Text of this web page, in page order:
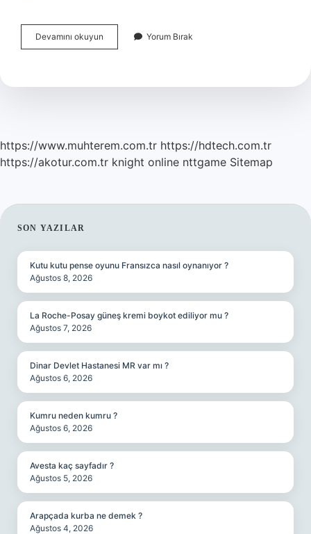
Devamını okuyun Armutun
Diğer
Yorum Bırak
https://www.muhterem.com.tr https://hdtech.com.tr
https://akotur.com.tr knight online nttgame Sitemap
SIDEBAR
SON YAZILAR
Kutu kutu pense oyunu Fransızca nasıl oynanıyor ?
Ağustos 8, 2026
La Roche-Posay güneş kremi boykot ediliyor mu ?
Ağustos 7, 2026
Dinar Devlet Hastanesi MR var mı ?
Ağustos 6, 2026
Kumru neden kumru ?
Ağustos 6, 2026
Avesta kaç sayfadır ?
Ağustos 5, 2026
Arapçada kurba ne demek ?
Ağustos 4, 2026